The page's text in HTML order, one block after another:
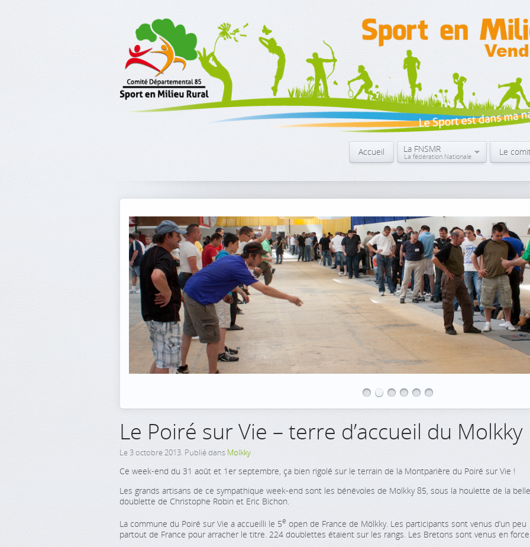
Accueil La FNSMR
La fédération Nationale Le
Le Poiré sur Vie – terre d’accueil du Molkky
Le3 octobre 2013. Publié dans Molkky
Ce week-end du 31 août et 1er septembre, ça bien rigolé sur le terrain de la Montparière du Poiré sur Vie !
Les grands artisans de ce sympathique week-end sont les bénévoles de Molkky 85, sous la houlette de la belle
doublette de Christophe Robin et Eric Bichon.
La commune du Poiré sur Vie a accueilli le 5e open de France de Mölkky. Les participants sont venus d’un peu
partout de France pour arracher le titre. 224 doublettes étaient sur les rangs. Les Bretons sont venus en